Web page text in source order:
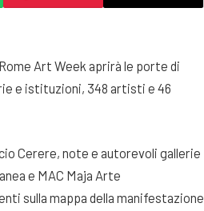
Art Week aprirà le porte di
e istituzioni, 348 artisti e 46
Cerere, note e autorevoli gallerie
e MAC Maja Arte
sulla mappa della manifestazione